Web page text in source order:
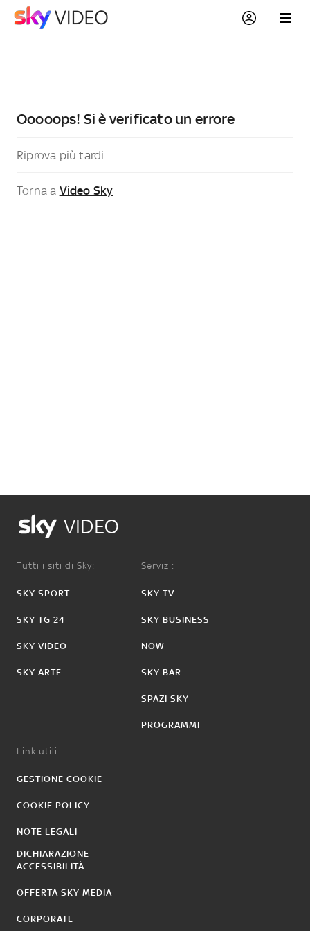
Ooooops! Si è verificato un errore
Riprova più tardi
Torna a Video Sky
VIDEO
Tutti i siti di Sky:
SKY SPORT
SKY TG 24
SKY VIDEO
SKY ARTE
Servizi:
SKY TV
SKY BUSINESS
NOW
SKY BAR
SPAZI SKY
PROGRAMMI
Link utili:
GESTIONE COOKIE
COOKIE POLICY
NOTE LEGALI
DICHIARAZIONE
ACCESSIBILITÀ
OFFERTA SKY MEDIA
CORPORATE